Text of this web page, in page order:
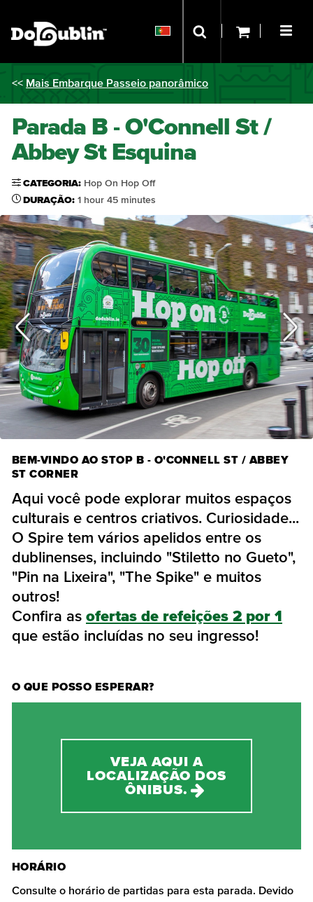
<< Mais Embarque Passeio panorâmico
Parada B - O'Connell St /
Abbey St Esquina
CATEGORIA: Hop On Hop Off
DURAÇÃO: 1 hour 45 minutes
BEM-VINDO AO STOP B - O'CONNELL ST / ABBEY
ST CORNER
Aqui você pode explorar muitos espaços
culturais e centros criativos. Curiosidade...
O Spire tem vários apelidos entre os
dublinenses, incluindo "Stiletto no Gueto",
"Pin na Lixeira", "The Spike" e muitos
outros!
Confira as ofertas de refeições 2 por 1
que estão incluídas no seu ingresso!
O QUE POSSO ESPERAR?
VEJA AQUI A
LOCALIZAÇÃO DOS
ÔNIBUS.
HORÁRIO
Consulte o horário de partidas para esta parada. Devido